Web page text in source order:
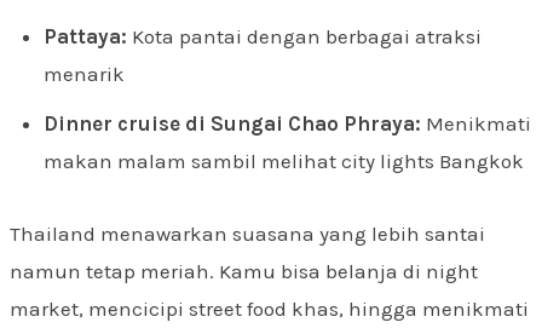
Pattaya: Kota pantai dengan berbagai atraksi
menarik
Dinner cruise di Sungai Chao Phraya: Menikmati
makan malam sambil melihat city lights Bangkok
Thailand menawarkan suasana yang lebih santai
namun tetap meriah. Kamu bisa belanja di night
market, mencicipi street food khas, hingga menikmati